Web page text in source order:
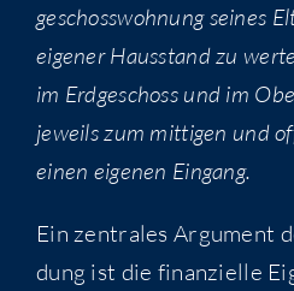
ge­schoss­woh­nung sei­nes
eige­ner Haus­stand zu
im Erd­ge­schoss und im
jeweils zum mit­ti­gen und
einen eige­nen Eingang.
Ein zen­tra­les Argu­ment
dung ist die finan­zi­el­le